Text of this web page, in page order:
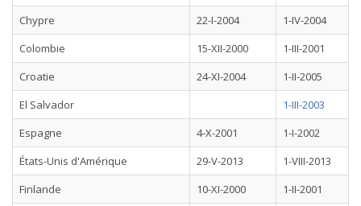
Chypre
22-I-2004
1-IV-2004
Colombie
15-XII-2000
1-III-2001
Croatie
24-XI-2004
1-II-2005
El Salvador
1-III-2003
Espagne
4-X-2001
1-I-2002
États-Unis d'Amérique
29-V-2013
1-VIII-2013
Finlande
10-XI-2000
1-II-2001